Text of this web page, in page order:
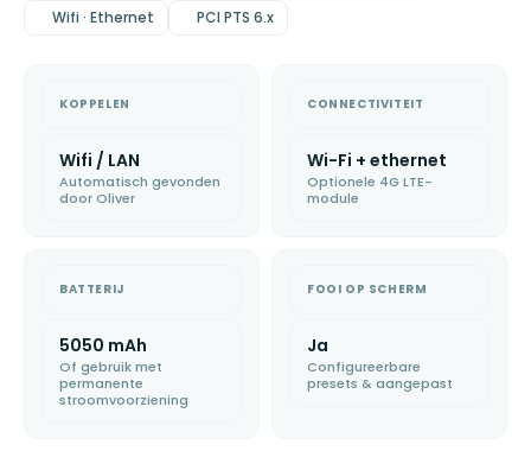
Wifi · Ethernet
PCI PTS 6.x
KOPPELEN
Wifi / LAN
Automatisch gevonden
door Oliver
CONNECTIVITEIT
Wi-Fi + ethernet
Optionele 4G LTE-
module
BATTERIJ
5050 mAh
Of gebruik met
permanente
stroomvoorziening
FOOI OP SCHERM
Ja
Configureerbare
presets & aangepast